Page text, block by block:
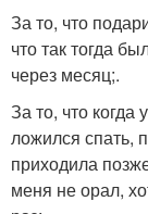
За то, что
что так тогда
через месяц;.
За то, что
ложился спать,
приходила
меня не орал,